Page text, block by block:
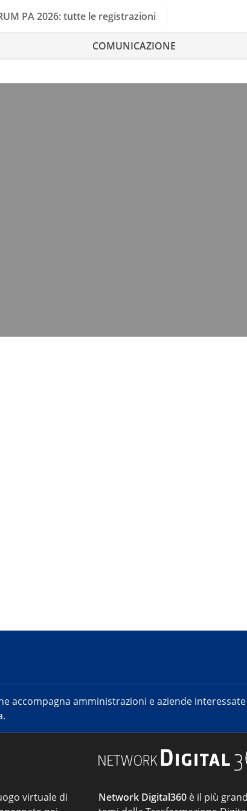
PA 2026: tutte le registrazioni
COMUNICAZIONE
accompagna amministrazioni e aziende
virtuale di
Network Digital360 è il più